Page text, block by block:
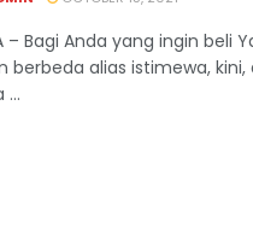
– Bagi Anda yang ingin beli
berbeda alias istimewa, kini,
...